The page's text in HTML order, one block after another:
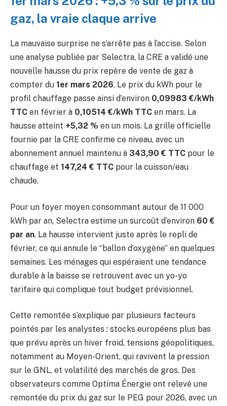
gaz, la vraie claque arrive
La mauvaise surprise ne s’arrête pas à l’accise. Selon
une analyse publiée par Selectra, la CRE a validé une
nouvelle hausse du prix repère de vente de gaz à
compter du 1er mars 2026. Le prix du kWh pour le
profil chauffage passe ainsi d’environ 0,09983 €/kWh
TTC en février à 0,10514 €/kWh TTC en mars. La
hausse atteint +5,32 % en un mois. La grille officielle
fournie par la CRE confirme ce niveau, avec un
abonnement annuel maintenu à 343,90 € TTC pour le
chauffage et 147,24 € TTC pour la cuisson/eau
chaude.
Pour un foyer moyen consommant autour de 11 000
kWh par an, Selectra estime un surcoût d’environ 60 €
par an. La hausse intervient juste après le repli de
février, ce qui annule le “ballon d’oxygène” en quelques
semaines. Les ménages qui espéraient une tendance
durable à la baisse se retrouvent avec un yo-yo
tarifaire qui complique tout budget prévisionnel.
Cette remontée s’explique par plusieurs facteurs
pointés par les analystes : stocks européens plus bas
que prévu après un hiver froid, tensions géopolitiques,
notamment au Moyen-Orient, qui ravivent la pression
sur le GNL, et volatilité des marchés de gros. Des
observateurs comme Optima Énergie ont relevé une
remontée du prix du gaz sur le PEG pour 2026, avec un